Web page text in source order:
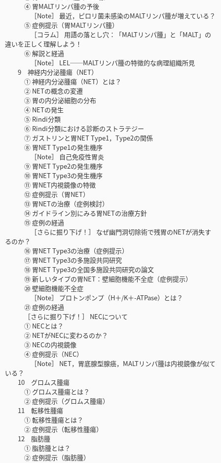
④ 胃MALTリンパ腫の予後
［Note］ 最近，ピロリ菌未感染のMALTリンパ腫が増えている？
⑤ 症例提示（胃MALTリンパ腫）
［コラム］ 用語の落とし穴：「MALTリンパ腫」と「MALT」の
違いを正しく理解しよう！
⑥ 解説と経過
［Note］ LEL──MALTリンパ腫の特徴的な病理組織所見
9 神経内分泌腫瘍（NET）
① 神経内分泌腫瘍（NET）とは？
② NETの概念の変遷
③ 胃の内分泌細胞の分布
④ NETの発生
⑤ Rindi分類
⑥ Rindi分類における診断のストラテジー
⑦ ガストリンと胃NET Type1，Type2の関係
⑧ 胃NET Type1の発生機序
［Note］ 自己免疫性胃炎
⑨ 胃NET Type2の発生機序
⑩ 胃NET Type3の発生機序
⑪ 胃NET内視鏡像の特徴
⑫ 症例提示（胃NET）
⑬ 胃NETの治療（症例検討）
⑭ ガイドライン別にみる胃NETの治療方針
⑮ 症例の経過
［さらに掘り下げ！］ なぜ幽門洞切除術で残胃のNETが消失す
るのか？
⑯ 胃NET Type3の治療（症例提示）
⑰ 胃NET Type3の多施設共同研究
⑱ 胃NET Type3の全国多施設共同研究の論文
⑲ 新しいタイプの胃NET：壁細胞機能不全症（症例提示）
⑳ 壁細胞機能不全症
［Note］ プロトンポンプ（H＋/K＋-ATPase）とは？
㉑ 症例の経過
［さらに掘り下げ！］ NECについて
① NECとは？
② NETがNECに変わるのか？
③ NECの内視鏡像
④ 症例提示（NEC）
［Note］ NET，胃底腺型腺癌，MALTリンパ腫は内視鏡像が似て
いる？
10 グロムス腫瘍
① グロムス腫瘍とは？
② 症例提示（グロムス腫瘍）
11 転移性腫瘍
① 転移性腫瘍とは？
② 症例提示（転移性腫瘍）
12 脂肪腫
① 脂肪腫とは？
② 症例提示（脂肪腫）